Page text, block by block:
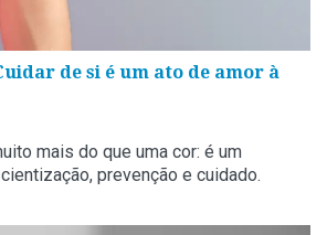
de si é um ato de amor à
mais do que uma cor: é um
prevenção e cuidado.